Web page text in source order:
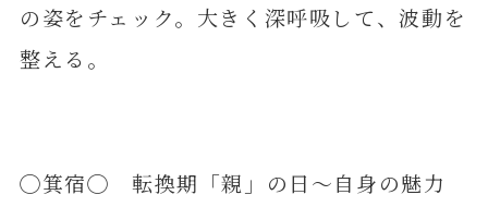
の姿をチェック。大きく深呼吸して、波動を
整える。
◯箕宿◯ 転換期「親」の日～自身の魅力